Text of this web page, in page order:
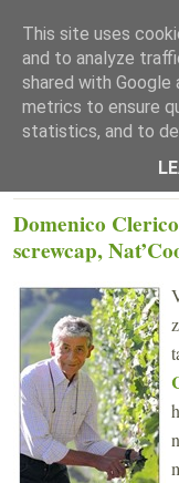
Domenico
screwcap,
This site uses
and to analyze
shared with
metrics to ensure
statistics, and to